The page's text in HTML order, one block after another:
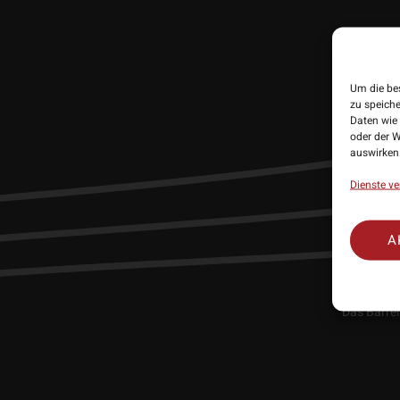
Um die
zu
Daten
oder der
Dienste
Die
Das